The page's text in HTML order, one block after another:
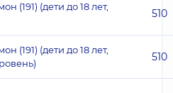
(191) (дети до 18 лет,
510
(191) (дети до 18 лет,
510